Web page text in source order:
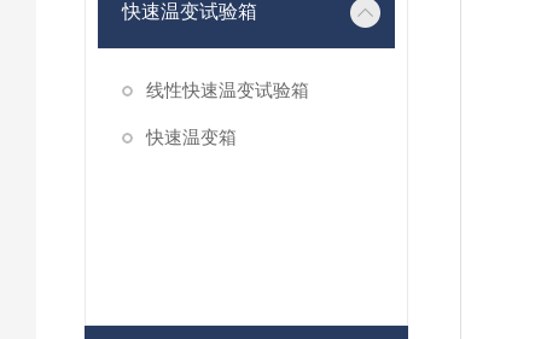
快速温变试验箱
线性快速温变试验箱
快速温变箱